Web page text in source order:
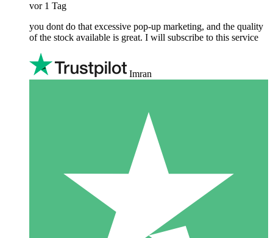
vor 1 Tag
you dont do that excessive pop-up marketing, and the quality
of the stock available is great. I will subscribe to this service
Imran